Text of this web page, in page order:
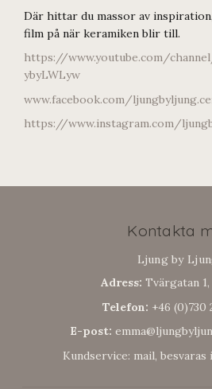
Där hittar du massor av
film på när keramiken blir till.
https://www.youtube.com/
ybyLWLyw
www.facebook.com/
https://www.instagram.com/
Kontakta
Ljung by
Adress: Tvärgatan
Telefon: +46 (0)730
E-post:
Kundservice: mail, besvaras